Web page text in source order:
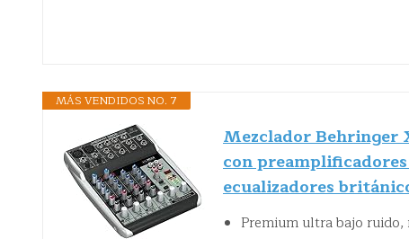
MÁS VENDIDOS NO. 7
Mezclador Behringer
con
ecualizadores
Premium ultra bajo